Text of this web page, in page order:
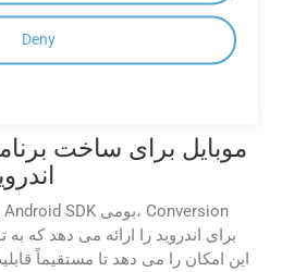
قبل از تبدیل پشتیبانی می کند.
بررسی قالب بندی و تصمیم گیری
این امکان را می دهد تا مستقیماً
Deny